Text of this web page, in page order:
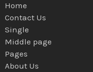
Home
Contact Us
Single
Middle page
Pages
About Us